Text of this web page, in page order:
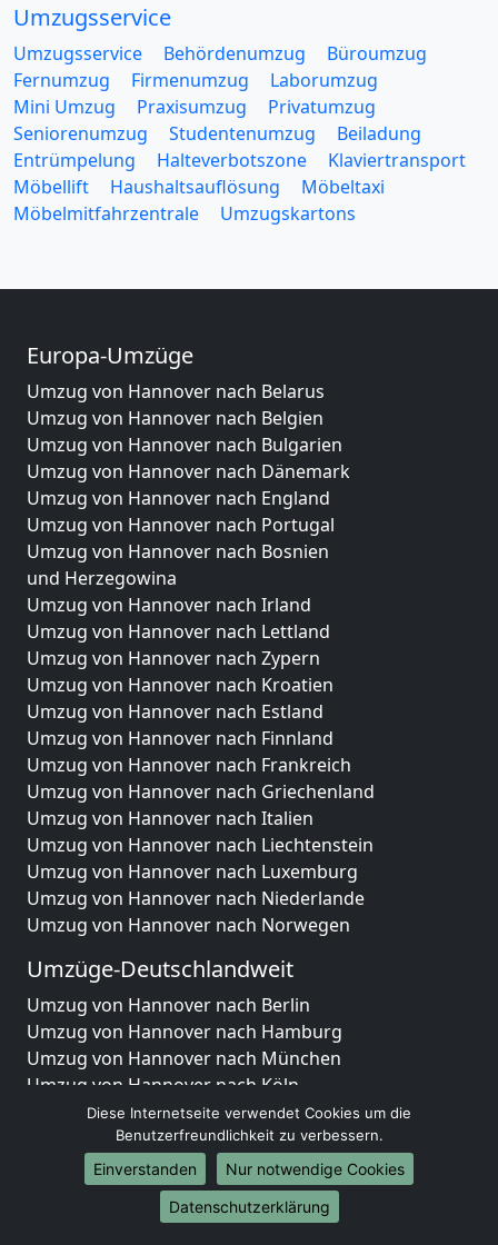
Umzugsservice
Umzugsservice Behördenumzug
Büroumzug
Fernumzug
Firmenumzug
Laborumzug
Mini Umzug
Praxisumzug
Privatumzug
Seniorenumzug
Studentenumzug
Beiladung
Entrümpelung
Halteverbotszone
Klaviertransport
Möbellift
Haushaltsauflösung
Möbeltaxi
Möbelmitfahrzentrale
Umzugskartons
Europa-Umzüge
Umzug von Hannover nach Belarus
Umzug von Hannover nach Belgien
Umzug von Hannover nach Bulgarien
Umzug von Hannover nach Dänemark
Umzug von Hannover nach England
Umzug von Hannover nach Portugal
Umzug von Hannover nach Bosnien
und Herzegowina
Umzug von Hannover nach Irland
Umzug von Hannover nach Lettland
Umzug von Hannover nach Zypern
Umzug von Hannover nach Kroatien
Umzug von Hannover nach Estland
Umzug von Hannover nach Finnland
Umzug von Hannover nach Frankreich
Umzug von Hannover nach Griechenland
Umzug von Hannover nach Italien
Umzug von Hannover nach Liechtenstein
Umzug von Hannover nach Luxemburg
Umzug von Hannover nach Niederlande
Umzug von Hannover nach Norwegen
Umzüge-Deutschlandweit
Umzug von Hannover nach Berlin
Umzug von Hannover nach Hamburg
Umzug von Hannover nach München
Umzug von Hannover nach Köln
Umzug von Hannover nach Frankfurt am Main
Umzug von Hannover nach Stuttgart
Umzug von Hannover nach Düsseldorf
Umzug von Hannover nach Leipzig
Umzug von Hannover nach Dortmund
Diese Internetseite verwendet Cookies um die
Benutzerfreundlichkeit zu verbessern.
Einverstanden
Nur notwendige Cookies
Datenschutzerklärung